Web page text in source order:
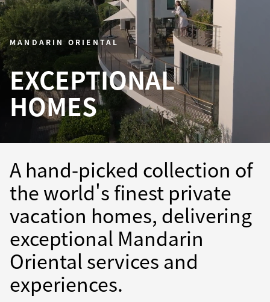
MANDARIN ORIENTAL
EXCEPTIONAL
HOMES
A hand-picked collection of
the world's finest private
vacation homes, delivering
exceptional Mandarin
Oriental services and
experiences.